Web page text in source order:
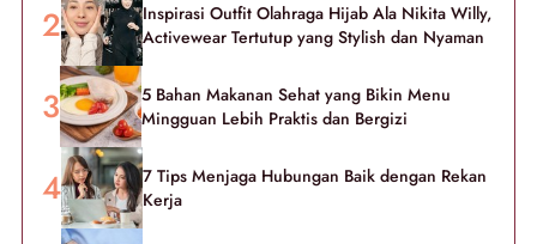
Inspirasi Outfit Olahraga Hijab Ala Nikita Willy,
Activewear Tertutup yang Stylish dan Nyaman
5 Bahan Makanan Sehat yang Bikin Menu
Mingguan Lebih Praktis dan Bergizi
7 Tips Menjaga Hubungan Baik dengan Rekan
Kerja